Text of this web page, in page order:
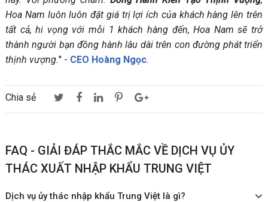
Hoa Nam luôn luôn đặt giá trị lợi ích của khách hàng lên trên
tất cả, hi vọng với mỗi 1 khách hàng đến, Hoa Nam sẽ trở
thành người bạn đồng hành lâu dài trên con đường phát triển
thịnh vượng." - CEO Hoàng Ngọc.
Chia sẻ
FAQ - GIẢI ĐÁP THẮC MẮC VỀ DỊCH VỤ ỦY
THÁC XUẤT NHẬP KHẨU TRUNG VIỆT
Dịch vụ ủy thác nhập khẩu Trung Việt là gì?